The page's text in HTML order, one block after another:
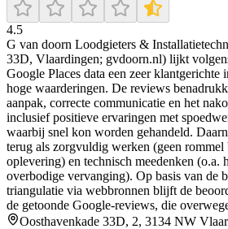
4.5
G van doorn Loodgieters &
33D, Vlaardingen; gvdoorn.nl) lijkt
Google Places data een zeer klantgerichte
hoge waarderingen. De reviews
aanpak, correcte communicatie en het
inclusief positieve ervaringen met
waarbij snel kon worden gehandeld.
terug als zorgvuldig werken (geen rommel
oplevering) en technisch meedenken (o.a.
overbodige vervanging). Op basis van de
triangulatie via webbronnen blijft de
de getoonde Google-reviews, die
Oosthavenkade 33D, 2, 3134 NW